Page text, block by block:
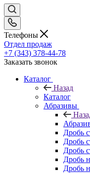
Телефоны
Отдел продаж
+7 (343) 378-44-78
Заказать звонок
Каталог
Назад
Каталог
Абразивы
Дробь
Дробь
Дробь
Дробь
Дробь